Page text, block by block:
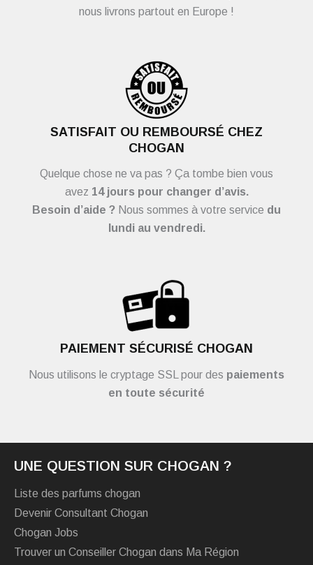
nous livrons partout en Europe !
SATISFAIT OU REMBOURSÉ CHEZ
CHOGAN
Quelque chose ne va pas ? Ça tombe bien vous
avez 14 jours pour changer d’avis.
Besoin d’aide ? Nous sommes à votre service du
lundi au vendredi.
PAIEMENT SÉCURISÉ CHOGAN
Nous utilisons le cryptage SSL pour des paiements
en toute sécurité
UNE QUESTION SUR CHOGAN ?
Liste des parfums chogan
Devenir Consultant Chogan
Chogan Jobs
Trouver un Conseiller Chogan dans Ma Région